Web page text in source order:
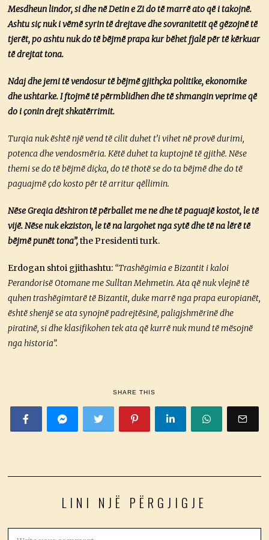
Mesdheun lindor, si dhe në Detin e Zi do të marrë ato që i takojnë.
Ashtu siç nuk i vëmë syrin të drejtave dhe sovranitetit që gëzojnë të
tjerët, po ashtu nuk do të bëjmë prapa kur bëhet fjalë për të kërkuar
të drejtat tona.
Ndaj dhe jemi të vendosur të bëjmë gjithçka politike, ekonomike
dhe ushtarke. I ftojmë të përmblidhen dhe të shmangin veprime që
do i çonin drejt shkatërrimit.
Turqia nuk është një vend të cilit duhet t’i vihet në provë durimi,
potenca dhe vendosmëria. Këtë duhet ta kuptojnë të gjithë. Nëse
themi se do të bëjmë diçka, do të thotë se do ta bëjmë dhe do të
paguajmë çdo kosto për të arritur qëllimin.
Nëse Greqia dëshiron të përballet me ne dhe të paguajë kostot, le të
vijë. Nëse nuk ekziston, le të na largohet nga sytë dhe të na lërë të
bëjmë punët tona”,the Presidenti turk.
Erdogan shtoi gjithashtu: “Trashëgimia e Bizantit i kaloi
Perandorisë Otomane me Sulltan Mehmetin. Ata që nuk vlejnë të
quhen trashëgimtarë të Bizantit, duke marrë nga prapa europianët,
është shenjë se ata synojnë padrejtësinë, paligjshmërinë dhe
piratinë, si dhe klasifikohen tek ata që kurrë nuk mund të mësojnë
nga historia”.
SHARE THIS
LINI NJË PËRGJIGJE